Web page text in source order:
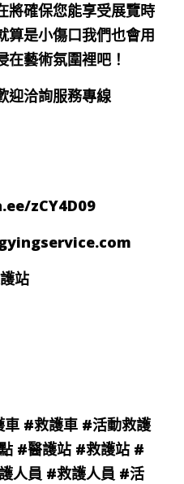
將確保您能享受展覽時
算是小傷口我們也會用
藝術氛圍裡吧！
迎洽詢服務專線
zCY4D09
站
車 #救護車 #活動救護
#醫護站 #救護站 #
人員 #救護人員 #活